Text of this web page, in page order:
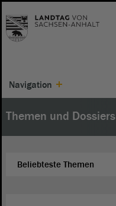
Navigation
Themen und Dossiers